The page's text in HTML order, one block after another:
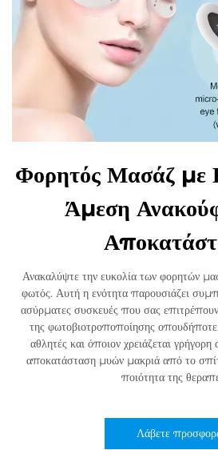
Φορητός Μασάζ με
Άμεση
Ανακαλύψτε την ευκολία των φορητών
φωτός. Αυτή η ενότητα παρουσιάζει
ασύρματες συσκευές που σας
της φωτοβιοτροποποίησης οπουδήποτε.
αθλητές και όποιον χρειάζεται
αποκατάσταση μυών μακριά από το
ποιότητα της
Λάβετε